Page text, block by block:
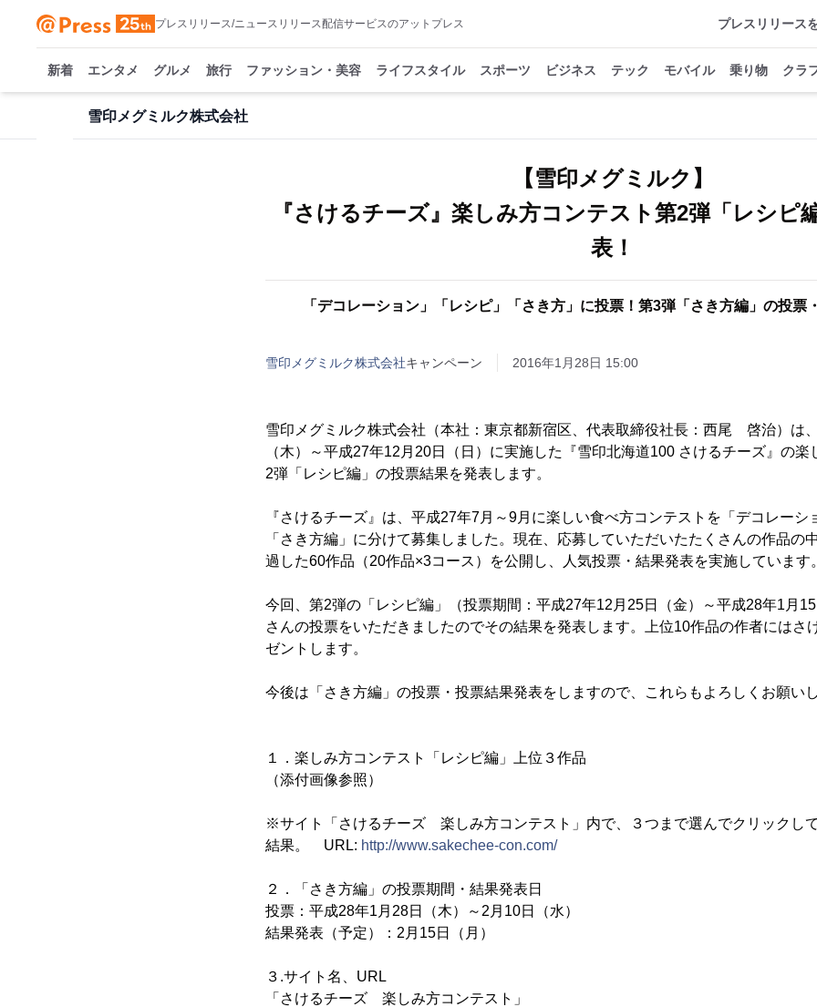
プレスリリース/ニュースリリース配信サービスのアットプレス プレスリリース
新着 エンタメ グルメ 旅行 ファッション・美容 ライフスタイル スポーツ ビジネス テック モバイル 乗り物 クラ
雪印メグミルク株式会社
【雪印メグミルク】
『さけるチーズ』楽しみ方コンテスト第2弾「レシピ
表！
「デコレーション」「レシピ」「さき方」に投票！第3弾「さき方編」の投票
雪印メグミルク株式会社キャンペーン 2016年1月28日 15:00
雪印メグミルク株式会社（本社：東京都新宿区、代表取締役社長：西尾 啓治）は
（木）～平成27年12月20日（日）に実施した『雪印北海道100 さけるチーズ』の
2弾「レシピ編」の投票結果を発表します。
『さけるチーズ』は、平成27年7月～9月に楽しい食べ方コンテストを「デコレーシ
「さき方編」に分けて募集しました。現在、応募していただいたたくさんの作品の
過した60作品（20作品×3コース）を公開し、人気投票・結果発表を実施しています。
今回、第2弾の「レシピ編」（投票期間：平成27年12月25日（金）～平成28年1月15
さんの投票をいただきましたのでその結果を発表します。上位10作品の作者にはさ
ゼントします。
今後は「さき方編」の投票・投票結果発表をしますので、これらもよろしくお願いし
１．楽しみ方コンテスト「レシピ編」上位３作品
（添付画像参照）
※サイト「さけるチーズ 楽しみ方コンテスト」内で、３つまで選んでクリックし
結果。 URL: http://www.sakechee-con.com/
２．「さき方編」の投票期間・結果発表日
投票：平成28年1月28日（木）～2月10日（水）
結果発表（予定）：2月15日（月）
３.サイト名、URL
「さけるチーズ 楽しみ方コンテスト」